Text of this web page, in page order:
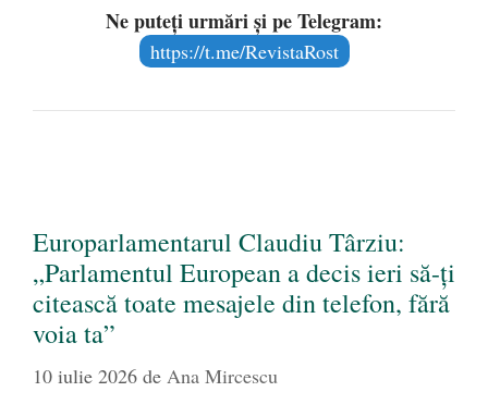
Ne puteți urmări și pe Telegram:
https://t.me/RevistaRost
Europarlamentarul Claudiu Târziu:
„Parlamentul European a decis ieri să-ți
citească toate mesajele din telefon, fără
voia ta”
10 iulie 2026 de Ana Mircescu